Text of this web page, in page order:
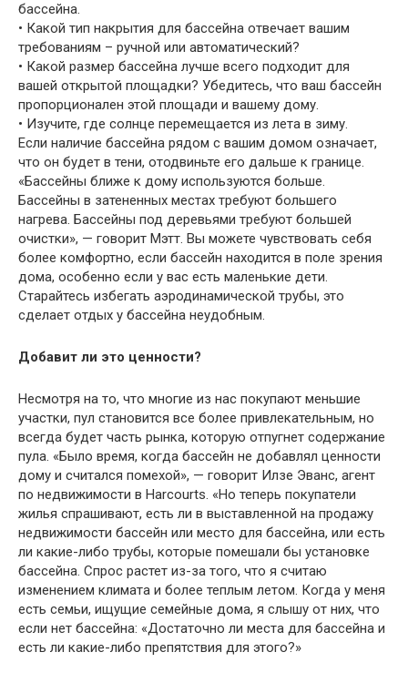
бассейна.
• Какой тип накрытия для бассейна отвечает вашим
требованиям – ручной или автоматический?
• Какой размер бассейна лучше всего подходит для
вашей открытой площадки? Убедитесь, что ваш бассейн
пропорционален этой площади и вашему дому.
• Изучите, где солнце перемещается из лета в зиму.
Если наличие бассейна рядом с вашим домом означает,
что он будет в тени, отодвиньте его дальше к границе.
«Бассейны ближе к дому используются больше.
Бассейны в затененных местах требуют большего
нагрева. Бассейны под деревьями требуют большей
очистки», — говорит Мэтт. Вы можете чувствовать себя
более комфортно, если бассейн находится в поле зрения
дома, особенно если у вас есть маленькие дети.
Старайтесь избегать аэродинамической трубы, это
сделает отдых у бассейна неудобным.
Добавит ли это ценности?
Несмотря на то, что многие из нас покупают меньшие
участки, пул становится все более привлекательным, но
всегда будет часть рынка, которую отпугнет содержание
пула. «Было время, когда бассейн не добавлял ценности
дому и считался помехой», — говорит Илзе Эванс, агент
по недвижимости в Harcourts. «Но теперь покупатели
жилья спрашивают, есть ли в выставленной на продажу
недвижимости бассейн или место для бассейна, или есть
ли какие-либо трубы, которые помешали бы установке
бассейна. Спрос растет из-за того, что я считаю
изменением климата и более теплым летом. Когда у меня
есть семьи, ищущие семейные дома, я слышу от них, что
если нет бассейна: «Достаточно ли места для бассейна и
есть ли какие-либо препятствия для этого?»